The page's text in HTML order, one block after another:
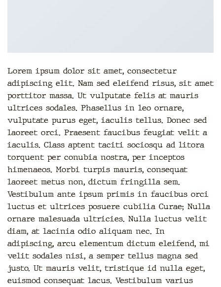
Lorem ipsum dolor sit amet, consectetur
adipiscing elit. Nam sed eleifend risus, sit amet
porttitor massa. Ut vulputate felis at mauris
ultrices sodales. Phasellus in leo ornare,
vulputate purus eget, iaculis tellus. Donec sed
laoreet orci. Praesent faucibus feugiat velit a
iaculis. Class aptent taciti sociosqu ad litora
torquent per conubia nostra, per inceptos
himenaeos. Morbi turpis mauris, consequat
laoreet metus non, dictum fringilla sem.
Vestibulum ante ipsum primis in faucibus orci
luctus et ultrices posuere cubilia Curae; Nulla
ornare malesuada ultricies. Nulla luctus velit
diam, at lacinia odio aliquam nec. In
adipiscing, arcu elementum dictum eleifend, mi
velit sodales nisi, a semper tellus magna sed
justo. Ut mauris velit, tristique id nulla eget,
euismod consequat lacus. Vestibulum varius